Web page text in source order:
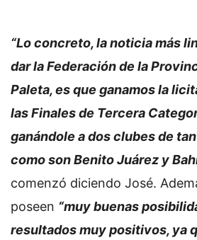
“Lo concreto, la noticia más
dar la Federación de la
Paleta, es que ganamos la
las Finales de Tercera
ganándole a dos clubes de
como son Benito Juárez y
comenzó diciendo José.
poseen “muy buenas
resultados muy positivos, ya